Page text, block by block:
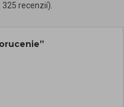
recenzií).